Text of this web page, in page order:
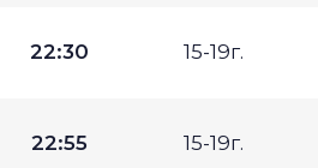
22:30 15-19г.
22:55 15-19г.